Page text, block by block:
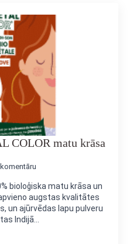
COLOR matu krāsa
bioloģiska matu krāsa un
augstas kvalitātes
un ajūrvēdas lapu pulveru
Indijā…